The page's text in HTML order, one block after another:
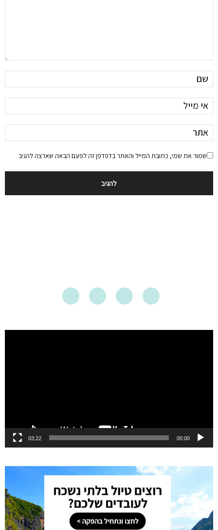
שמור את שמי, כתובת המייל והאתר בדפדפן זה לפעם הבאה שארצה להגיב
00:00
03:22